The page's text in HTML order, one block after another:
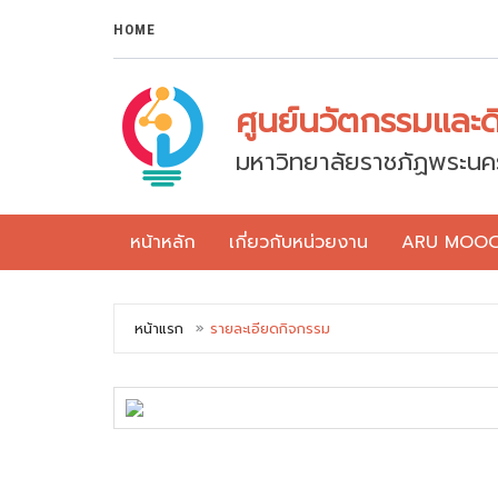
HOME
ศูนย์นวัตกรรมและ
มหาวิทยาลัยราชภัฏพระน
หน้าหลัก เกี่ยวกับหน่วยงาน ARU
หน้าแรก รายละเอียดกิจกรรม